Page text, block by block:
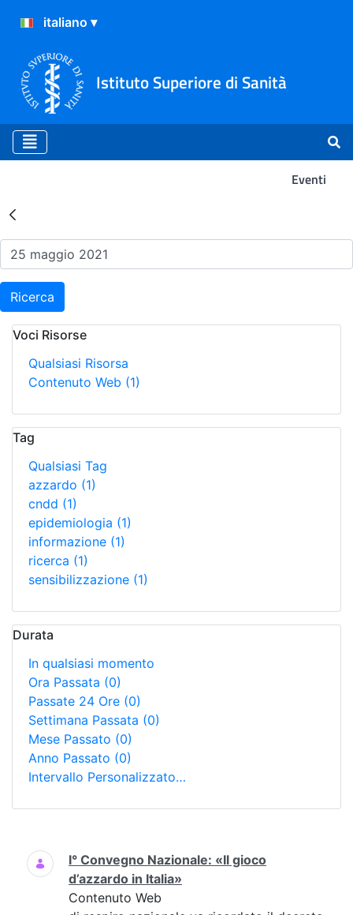
Istituto Superiore di Sanità
Eventi
Risultati della Ricerca -
Ricerca
Voci Risorse
Qualsiasi Risorsa
Contenuto Web (1)
Tag
Qualsiasi Tag
azzardo (1)
cndd (1)
epidemiologia (1)
informazione (1)
ricerca (1)
sensibilizzazione (1)
Durata
In qualsiasi momento
Ora Passata (0)
Passate 24 Ore (0)
Settimana Passata (0)
Mese Passato (0)
Anno Passato (0)
Intervallo Personalizzato…
Ricerca
I° Convegno Nazionale: «Il gioco
d’azzardo in Italia»
Contenuto Web